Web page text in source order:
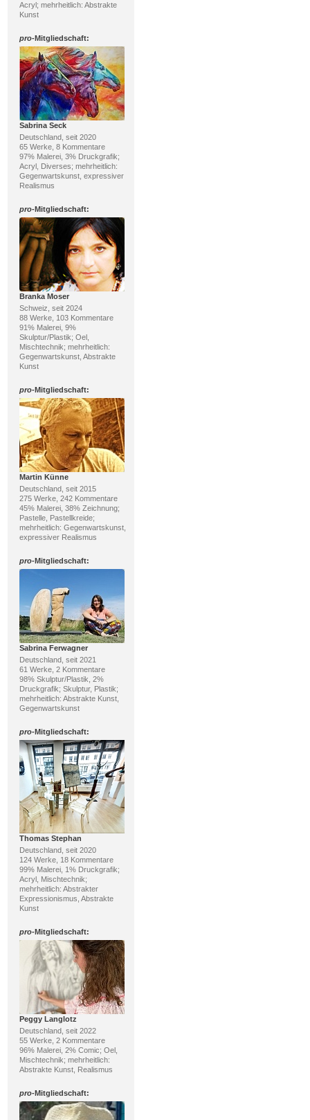
Acryl; mehrheitlich: Abstrakte
Kunst
pro-Mitgliedschaft:
Sabrina Seck
Deutschland, seit 2020
65 Werke, 8 Kommentare
97% Malerei, 3% Druckgrafik;
Acryl, Diverses; mehrheitlich:
Gegenwartskunst, expressiver
Realismus
pro-Mitgliedschaft:
Branka Moser
Schweiz, seit 2024
88 Werke, 103 Kommentare
91% Malerei, 9%
Skulptur/Plastik; Oel,
Mischtechnik; mehrheitlich:
Gegenwartskunst, Abstrakte
Kunst
pro-Mitgliedschaft:
Martin Künne
Deutschland, seit 2015
275 Werke, 242 Kommentare
45% Malerei, 38% Zeichnung;
Pastelle, Pastellkreide;
mehrheitlich: Gegenwartskunst,
expressiver Realismus
pro-Mitgliedschaft:
Sabrina Ferwagner
Deutschland, seit 2021
61 Werke, 2 Kommentare
98% Skulptur/Plastik, 2%
Druckgrafik; Skulptur, Plastik;
mehrheitlich: Abstrakte Kunst,
Gegenwartskunst
pro-Mitgliedschaft:
Thomas Stephan
Deutschland, seit 2020
124 Werke, 18 Kommentare
99% Malerei, 1% Druckgrafik;
Acryl, Mischtechnik;
mehrheitlich: Abstrakter
Expressionismus, Abstrakte
Kunst
pro-Mitgliedschaft:
Peggy Langlotz
Deutschland, seit 2022
55 Werke, 2 Kommentare
96% Malerei, 2% Comic; Oel,
Mischtechnik; mehrheitlich:
Abstrakte Kunst, Realismus
pro-Mitgliedschaft: